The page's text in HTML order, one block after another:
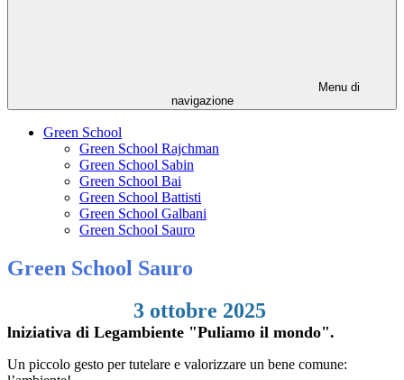
Menu di
navigazione
Green School
Green School Rajchman
Green School Sabin
Green School Bai
Green School Battisti
Green School Galbani
Green School Sauro
Green School Sauro
3 ottobre 2025
lniziativa di Legambiente "Puliamo il mondo".
Un piccolo gesto per tutelare e valorizzare un bene comune: